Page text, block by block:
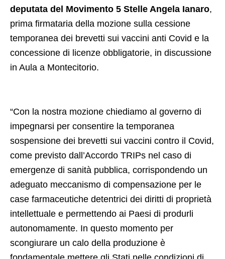
deputata del Movimento 5 Stelle Angela Ianaro,
prima firmataria della mozione sulla cessione
temporanea dei brevetti sui vaccini anti Covid e la
concessione di licenze obbligatorie, in discussione
in Aula a Montecitorio.
“Con la nostra mozione chiediamo al governo di
impegnarsi per consentire la temporanea
sospensione dei brevetti sui vaccini contro il Covid,
come previsto dall’Accordo TRIPs nel caso di
emergenze di sanità pubblica, corrispondendo un
adeguato meccanismo di compensazione per le
case farmaceutiche detentrici dei diritti di proprietà
intellettuale e permettendo ai Paesi di produrli
autonomamente. In questo momento per
scongiurare un calo della produzione è